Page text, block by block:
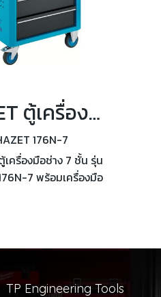
HAZET ตู้เครื่องมือช่าง 7 ชั้น รุ่น HAZET 176N-7 พร้อมเครื่องมือแบบชุด
176N-7
เครื่องมือช่าง 7 ชั้น รุ่น
7 พร้อมเครื่องมือ
TP Engineering Tools